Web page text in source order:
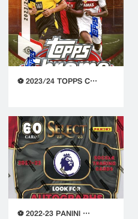
⚽ 2023/24 TOPPS C…
⚽ 2022-23 PANINI …